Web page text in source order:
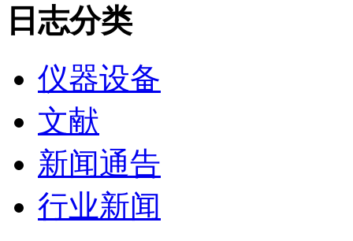
日志分类
仪器设备
文献
新闻通告
行业新闻